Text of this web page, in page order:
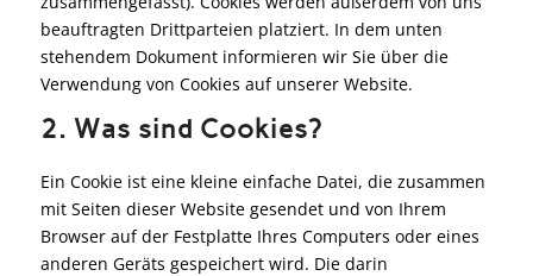
beauftragten Drittparteien platziert. In dem unten
stehendem Dokument informieren wir Sie über die
Verwendung von Cookies auf unserer Website.
2. Was sind Cookies?
Ein Cookie ist eine kleine einfache Datei, die zusammen
mit Seiten dieser Website gesendet und von Ihrem
Browser auf der Festplatte Ihres Computers oder eines
anderen Geräts gespeichert wird. Die darin